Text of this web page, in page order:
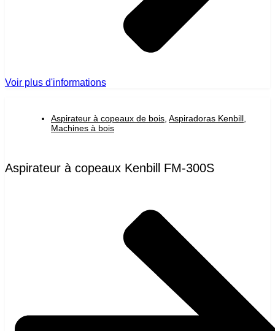
Voir plus d'informations
Aspirateur à copeaux de bois, Aspiradoras Kenbill,
Machines à bois
Aspirateur à copeaux Kenbill FM-300S